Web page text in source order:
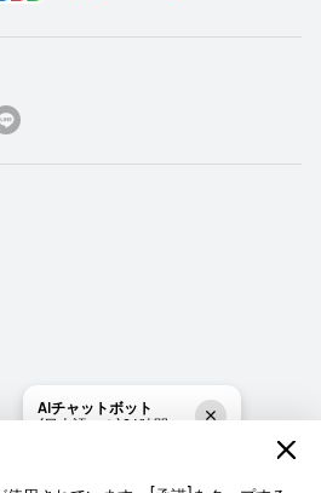
AIチャットボット
(日本語のみ)24時間